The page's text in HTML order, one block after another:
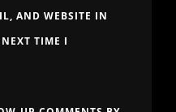
AND WEBSITE IN
TIME I